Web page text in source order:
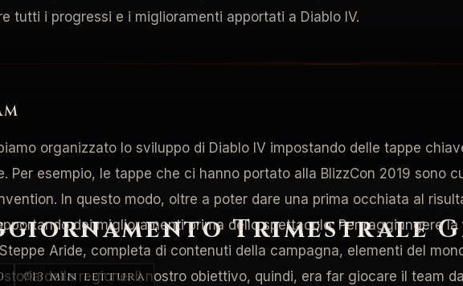
Trimestrale
13 min lettura
tutti i progressi e i miglioramenti apportati a Diablo IV.
organizzato lo sviluppo di Diablo IV impostando delle tappe
Per esempio, le tappe che ci hanno portato alla BlizzCon 2019
In questo modo, oltre a poter dare una prima occhiata al
dei miglioramenti prima dello spettacolo. Per raggiungere
Aride, completa di contenuti della campagna, elementi del
della regione. Il nostro obiettivo, quindi, era far giocare il team